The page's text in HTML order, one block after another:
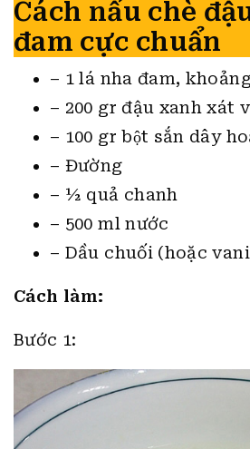
Cách nấu chè
đam cực chuẩn
– 1 lá nha đam,
– 200 gr đậu xanh xát
– 100 gr bột sắn dây
– Đường
– ½ quả chanh
– 500 ml nước
– Dầu chuối (hoặc
Cách làm:
Bước 1: